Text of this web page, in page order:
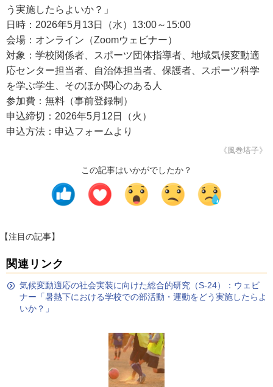
う実施したらよいか？」
日時：2026年5月13日（水）13:00～15:00
会場：オンライン（Zoomウェビナー）
対象：学校関係者、スポーツ団体指導者、地域気候変動適
応センター担当者、自治体担当者、保護者、スポーツ科学
を学ぶ学生、そのほか関心のある人
参加費：無料（事前登録制）
申込締切：2026年5月12日（火）
申込方法：申込フォームより
《風巻塔子》
この記事はいかがでしたか？
【注目の記事】
関連リンク
気候変動適応の社会実装に向けた総合的研究（S-24）：ウェビ
ナー「暑熱下における学校での部活動・運動をどう実施したらよ
いか？」